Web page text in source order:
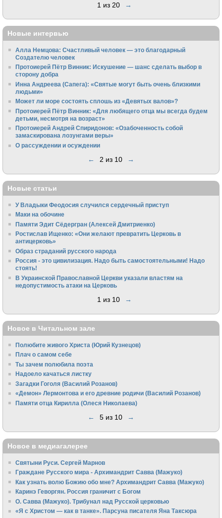
1 из 20 →
Новые интервью
Алла Немцова: Счастливый человек — это благодарный
Создателю человек
Протоиерей Пётр Винник: Искушение — шанс сделать выбор в
сторону добра
Инна Андреева (Сапега): «Святые могут быть очень близкими
людьми»
Может ли море состоять сплошь из «Девятых валов»?
Протоиерей Пётр Винник: «Для любящего отца мы всегда будем
детьми, несмотря на возраст»
Протоиерей Андрей Спиридонов: «Озабоченность собой
замаскирована лозунгами веры»
О рассуждении и осуждении
← 2 из 10 →
Новые статьи
У Владыки Феодосия случился сердечный приступ
Маки на обочине
Памяти Эдит Сёдергран (Алексей Дмитриенко)
Ростислав Ищенко: «Они желают превратить Церковь в
антицерковь»
Образ страданий русского народа
Россия - это цивилизация. Надо быть самостоятельными! Надо
стоять!
В Украинской Православной Церкви указали властям на
недопустимость атаки на Церковь
1 из 10 →
Новое в Читальном зале
Полюбите живого Христа (Юрий Кузнецов)
Плач о самом себе
Ты зачем полюбила поэта
Надоело качаться листку
Загадки Гоголя (Василий Розанов)
«Демон» Лермонтова и его древние родичи (Василий Розанов)
Памяти отца Кирилла (Олеся Николаева)
← 5 из 10 →
Новое в медиагалерее
Святыни Руси. Сергей Марнов
Граждане Русского мира - Архимандрит Савва (Мажуко)
Как узнать волю Божию обо мне? Архимандрит Савва (Мажуко)
Каринэ Геворгян. Россия граничит с Богом
О. Савва (Мажуко). Трибунал над Русской церковью
«Я с Христом — как в танке». Парсуна писателя Яна Таксюра